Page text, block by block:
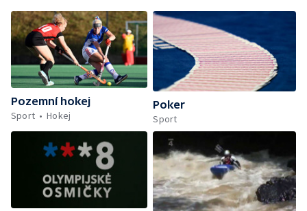
Pozemní hokej
Sport
Hokej
Poker
Sport